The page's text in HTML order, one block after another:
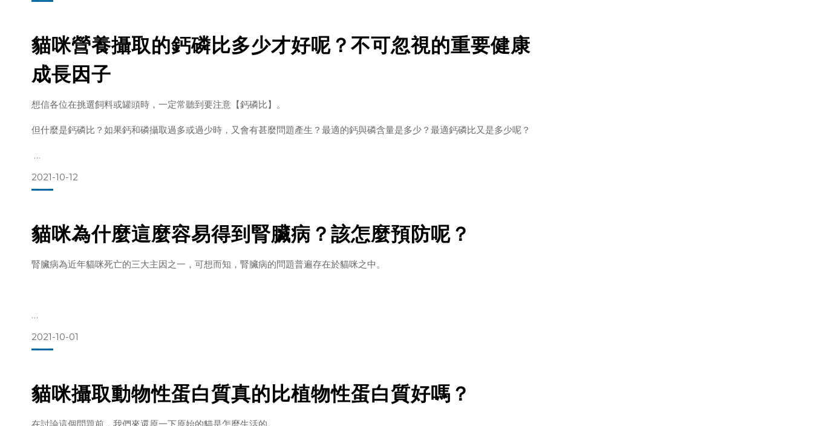
基本上，可分為以下幾個功能：
1. 耐加工層－在製程中，遇到冷凍乾燥等過程都能保持活性
貓咪營養攝取的鈣磷比多少才好呢？不可忽視的重要健康
成長因子
想信各位在挑選飼料或罐頭時，一定常聽到要注意【鈣磷比】。
但什麼是鈣磷比？如果鈣和磷攝取過多或過少時，又會有甚麼問題產生？最適的鈣與磷含量是多少？最適鈣磷比又是多少呢？
因此，適量的鈣、磷攝取變得相當重要。
鈣在貓咪體內，主要是幫助貓咪的骨骼發展、離子平衡、和肌肉控制。
2021-10-12
貓咪為什麼這麼容易得到腎臟病？該怎麼預防呢？
腎臟病為近年貓咪死亡的三大主因之一，可想而知，腎臟病的問題普遍存在於貓咪之中。
演化至今，雖然家貓已經離開原始的生活環境，但這＂ＤＮＡ＂似乎是沒有消失，貓咪即便缺乏水份，仍不太會感到＂口渴＂。
所以，現在的家貓既沒有生食獵物的血水當作水分攝取來源、抑沒有因口渴而去喝水的習慣，導致貓咪普遍缺乏水份攝取，進而
2021-10-01
貓咪攝取動物性蛋白質真的比植物性蛋白質好嗎？